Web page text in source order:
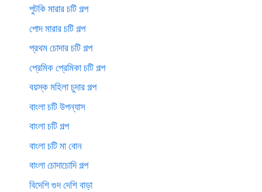
পুটকি মারার চটি গল্প
পোদ মারার চটি গল্প
প্রথম চোদার চটি গল্প
প্রেমিক প্রেমিকা চটি গল্প
বয়স্ক মহিলা চুদার গল্প
বাংলা চটি উপন্যাস
বাংলা চটি গল্প
বাংলা চটি মা বোন
বাংলা চোদাচোদি গল্প
বিদেশি গুদ দেশি বাড়া